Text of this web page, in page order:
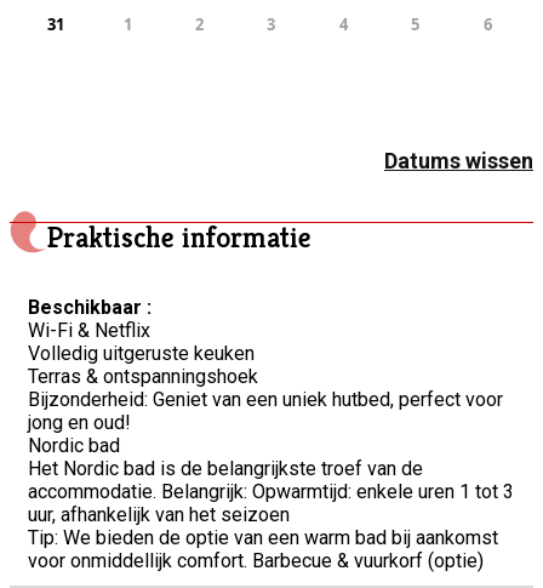
31 1 2 3 4 5 6
Datums wissen
Praktische informatie
Beschikbaar :
Wi-Fi & Netflix
Volledig uitgeruste keuken
Terras & ontspanningshoek
Bijzonderheid: Geniet van een uniek hutbed, perfect voor
jong en oud!
Nordic bad
Het Nordic bad is de belangrijkste troef van de
accommodatie. Belangrijk: Opwarmtijd: enkele uren 1 tot 3
uur, afhankelijk van het seizoen
Tip: We bieden de optie van een warm bad bij aankomst
voor onmiddellijk comfort. Barbecue & vuurkorf (optie)